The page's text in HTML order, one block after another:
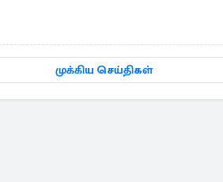
முக்கிய செய்திகள்